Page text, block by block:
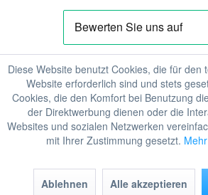
Diese Website benutzt Cookies, die für den
Website erforderlich sind und stets
Cookies, die den Komfort bei Benutzung
der Direktwerbung dienen oder die
Websites und sozialen Netzwerken
mit Ihrer Zustimmung gesetzt.
Ablehnen Alle akzeptieren